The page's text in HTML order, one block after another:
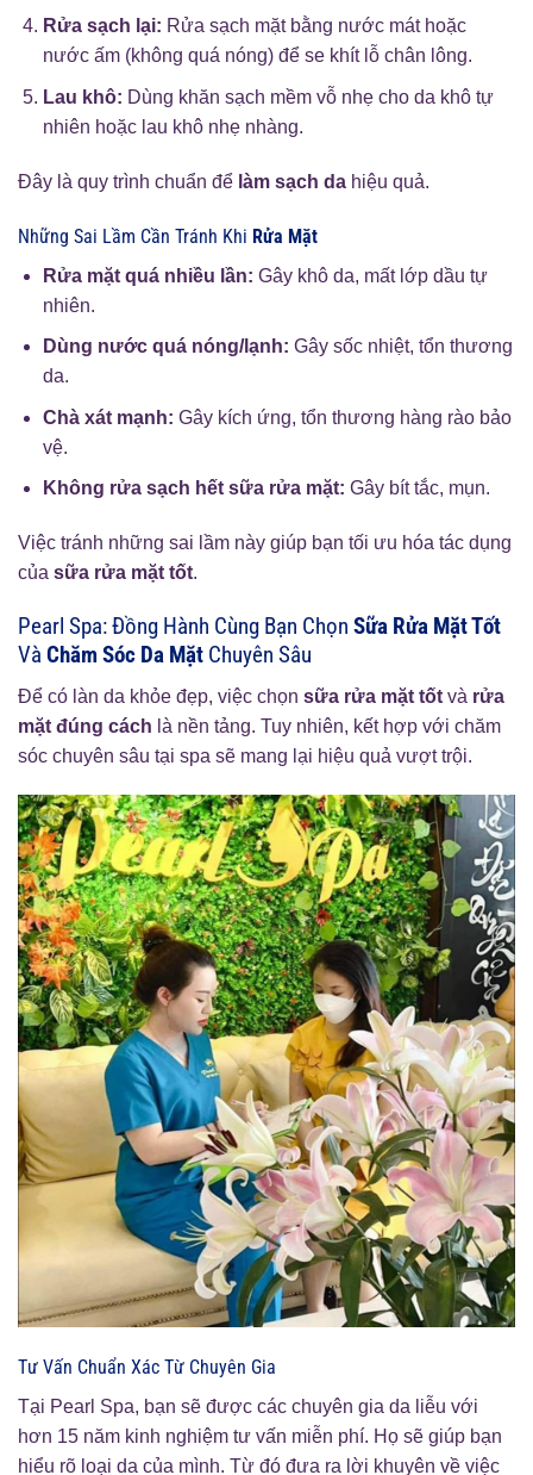
Rửa sạch lại: Rửa sạch mặt bằng nước mát hoặc
nước ấm (không quá nóng) để se khít lỗ chân lông.
Lau khô: Dùng khăn sạch mềm vỗ nhẹ cho da khô tự
nhiên hoặc lau khô nhẹ nhàng.
Đây là quy trình chuẩn để làm sạch da hiệu quả.
Những Sai Lầm Cần Tránh Khi Rửa Mặt
Rửa mặt quá nhiều lần: Gây khô da, mất lớp dầu tự
nhiên.
Dùng nước quá nóng/lạnh: Gây sốc nhiệt, tổn thương
da.
Chà xát mạnh: Gây kích ứng, tổn thương hàng rào bảo
vệ.
Không rửa sạch hết sữa rửa mặt: Gây bít tắc, mụn.
Việc tránh những sai lầm này giúp bạn tối ưu hóa tác dụng
của sữa rửa mặt tốt.
Pearl Spa: Đồng Hành Cùng Bạn Chọn Sữa Rửa Mặt Tốt
Và Chăm Sóc Da Mặt Chuyên Sâu
Để có làn da khỏe đẹp, việc chọn sữa rửa mặt tốt và rửa
mặt đúng cách là nền tảng. Tuy nhiên, kết hợp với chăm
sóc chuyên sâu tại spa sẽ mang lại hiệu quả vượt trội.
Tư Vấn Chuẩn Xác Từ Chuyên Gia
Tại Pearl Spa, bạn sẽ được các chuyên gia da liễu với
hơn 15 năm kinh nghiệm tư vấn miễn phí. Họ sẽ giúp bạn
hiểu rõ loại da của mình. Từ đó đưa ra lời khuyên về việc